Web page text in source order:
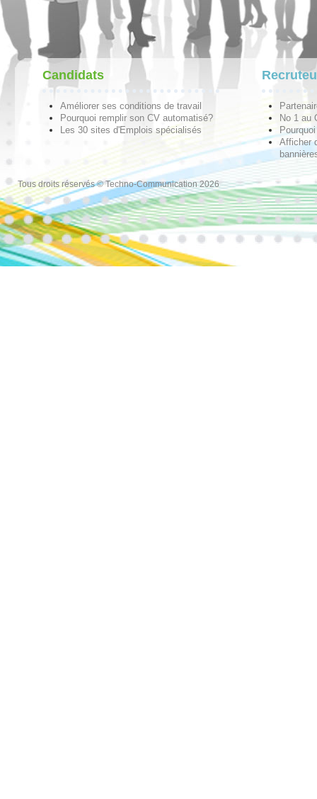
Candidats
Améliorer ses conditions de travail
Pourquoi remplir son CV automatisé?
Les 30 sites d'Emplois spécialisés
No 1 au
Afficher
Tous droits réservés © Techno-Communication 2026